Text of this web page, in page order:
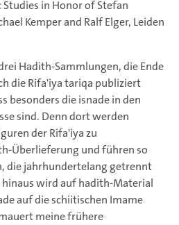
in Honor of Stefan
Kemper and Ralf Elger, Leiden
Hadith-Sammlungen, die Ende
die Rifa'iya tariqa publiziert
besonders die isnade in den
sind. Denn dort werden
der Rifa'iya zu
Überlieferung und führen so
die jahrhundertelang getrennt
wird auf hadith-Material
auf die schiitischen Imame
meine frühere